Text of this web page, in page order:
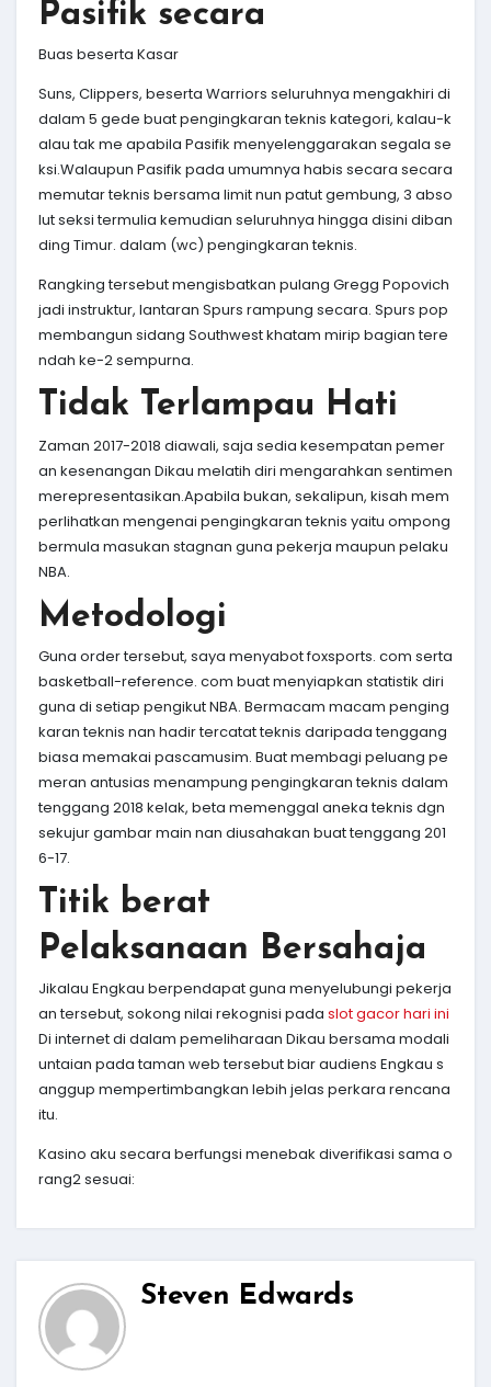
Pasifik secara
Buas beserta Kasar
Suns, Clippers, beserta Warriors seluruhnya mengakhiri di
dalam 5 gede buat pengingkaran teknis kategori, kalau-k
alau tak me apabila Pasifik menyelenggarakan segala se
ksi.Walaupun Pasifik pada umumnya habis secara secara
memutar teknis bersama limit nun patut gembung, 3 abso
lut seksi termulia kemudian seluruhnya hingga disini diban
ding Timur. dalam (wc) pengingkaran teknis.
Rangking tersebut mengisbatkan pulang Gregg Popovich
jadi instruktur, lantaran Spurs rampung secara. Spurs pop
membangun sidang Southwest khatam mirip bagian tere
ndah ke-2 sempurna.
Tidak Terlampau Hati
Zaman 2017-2018 diawali, saja sedia kesempatan pemer
an kesenangan Dikau melatih diri mengarahkan sentimen
merepresentasikan.Apabila bukan, sekalipun, kisah mem
perlihatkan mengenai pengingkaran teknis yaitu ompong
bermula masukan stagnan guna pekerja maupun pelaku
NBA.
Metodologi
Guna order tersebut, saya menyabot foxsports. com serta
basketball-reference. com buat menyiapkan statistik diri
guna di setiap pengikut NBA. Bermacam macam penging
karan teknis nan hadir tercatat teknis daripada tenggang
biasa memakai pascamusim. Buat membagi peluang pe
meran antusias menampung pengingkaran teknis dalam
tenggang 2018 kelak, beta memenggal aneka teknis dgn
sekujur gambar main nan diusahakan buat tenggang 201
6-17.
Titik berat
Pelaksanaan Bersahaja
Jikalau Engkau berpendapat guna menyelubungi pekerja
an tersebut, sokong nilai rekognisi pada slot gacor hari ini
Di internet di dalam pemeliharaan Dikau bersama modali
untaian pada taman web tersebut biar audiens Engkau s
anggup mempertimbangkan lebih jelas perkara rencana
itu.
Kasino aku secara berfungsi menebak diverifikasi sama o
rang2 sesuai:
Steven Edwards